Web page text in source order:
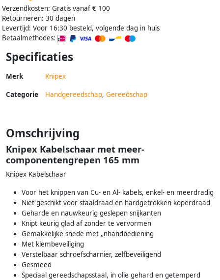
Verzendkosten: Gratis vanaf € 100
Retourneren: 30 dagen
Levertijd: Voor 16:30 besteld, volgende dag in huis
Betaalmethodes:
Specificaties
Merk Knipex
Categorie Handgereedschap, Gereedschap
Omschrijving
Knipex Kabelschaar met meer-
componentengrepen 165 mm
Knipex Kabelschaar
Voor het knippen van Cu- en Al- kabels, enkel- en meerdradig
Niet geschikt voor staaldraad en hardgetrokken koperdraad
Geharde en nauwkeurig geslepen snijkanten
Knipt keurig glad af zonder te vervormen
Gemakkelijke snede met ‚‚nhandbediening
Met klembeveiliging
Verstelbaar schroefscharnier, zelfbeveiligend
Gesmeed
Speciaal gereedschapsstaal, in olie gehard en getemperd